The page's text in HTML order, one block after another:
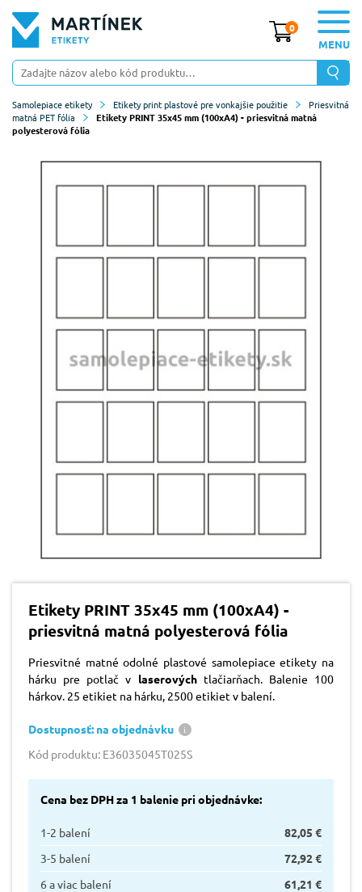
0
MENU
Samolepiace etikety Etikety print plastové pre vonkajšie použitie
Priesvitná
matná PET fólia
Etikety PRINT 35x45 mm (100xA4) - priesvitná matná
polyesterová fólia
Etikety PRINT 35x45 mm (100xA4) -
priesvitná matná polyesterová fólia
Priesvitné matné odolné plastové samolepiace etikety na
hárku pre potlač v laserovýchtlačiarňach. Balenie 100
hárkov. 25 etikiet na hárku, 2500 etikiet v balení.
Dostupnosť: na objednávku
Kód produktu: E36035045T025S
Cena bez DPH za 1 balenie pri objednávke:
1-2 balení
82,05 €
3-5 balení
72,92 €
6 a viac balení
61,21 €